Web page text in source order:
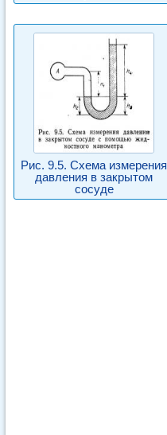
Рис. 9.5. Схема измерения
давления в закрытом
сосуде